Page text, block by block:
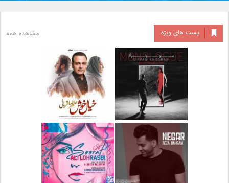
پست های ویژه مشاهده همه
دانلود آلبوم جدید سیروان
خسروی بنام مونولوگ
دانلود آهنگ جدید علیرضا
قربانی بنام خیال خوش